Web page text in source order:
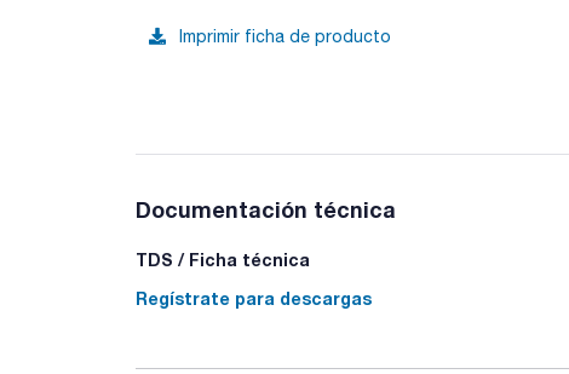
Imprimir ficha de producto
Documentación técnica
TDS / Ficha técnica
Regístrate para descargas